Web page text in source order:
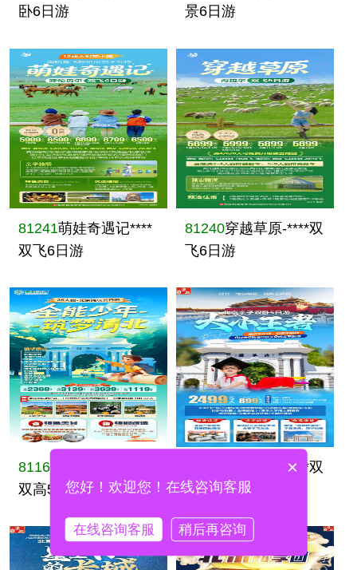
卧6日游
景6日游
81241萌娃奇遇记****
双飞6日游
81240穿越草原-****双
飞6日游
81162
双高5日游
大小王者-****双
卧5日游
×
您好！欢迎您！在线咨询客服
在线咨询客服 稍后再咨询